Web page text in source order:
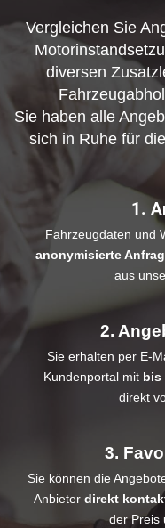
Vergleichen Sie
diversen
Sie haben alle
sich in Ruhe für die
1.
Fahrzeugdaten und
anonymisierte
aus
2.
Sie erhalten per E-
Kundenportal mit bis
direkt
3.
Sie können die
Anbieter direkt
der Preis